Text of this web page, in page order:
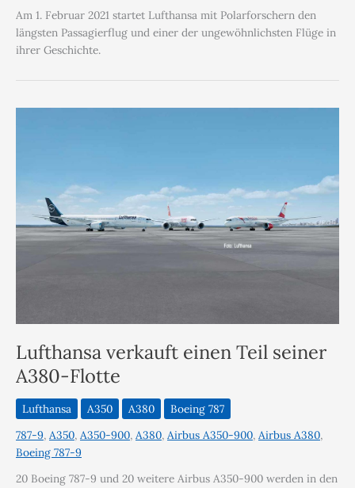
Am 1. Februar 2021 startet Lufthansa mit Polarforschern den
längsten Passagierflug und einer der ungewöhnlichsten Flüge in
ihrer Geschichte.
Lufthansa verkauft einen Teil seiner
A380-Flotte
Lufthansa A350 A380
Boeing 787
787-9, A350, A350-900, A380, Airbus A350-900, Airbus A380,
Boeing 787-9
20 Boeing 787-9 und 20 weitere Airbus A350-900 werden in den